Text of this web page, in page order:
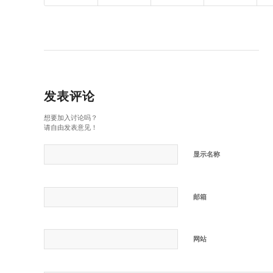
发表评论
想要加入讨论吗？
请自由发表意见！
显示名称
邮箱
网站